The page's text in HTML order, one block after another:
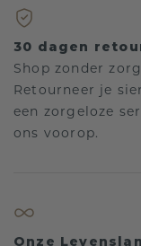
30 dagen
Shop zonder
Retourneer je
een zorgeloze
ons voorop.
Onze